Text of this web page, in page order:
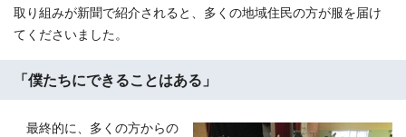
取り組みが新聞で紹介されると、多くの地域住民の方が服を届け
てくださいました。
「僕たちにできることはある」
最終的に、多くの方からの